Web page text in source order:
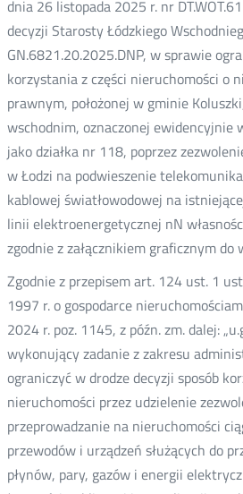
dnia 26 listopada 2025 r. nr
decyzji Starosty Łódzkiego
GN.6821.20.2025.DNP, w sprawie
korzystania z części nieruchomości o
prawnym, położonej w gminie
wschodnim, oznaczonej ewidencyjnie
jako działka nr 118, poprzez
w Łodzi na podwieszenie
kablowej światłowodowej na
linii elektroenergetycznej nN
zgodnie z załącznikiem graficznym
Zgodnie z przepisem art. 124 ust. 1
1997 r. o gospodarce
2024 r. poz. 1145, z późn. zm. dalej:
wykonujący zadanie z zakresu
ograniczyć w drodze decyzji sposób
nieruchomości przez udzielenie
przeprowadzanie na nieruchomości
przewodów i urządzeń służących do
płynów, pary, gazów i energii